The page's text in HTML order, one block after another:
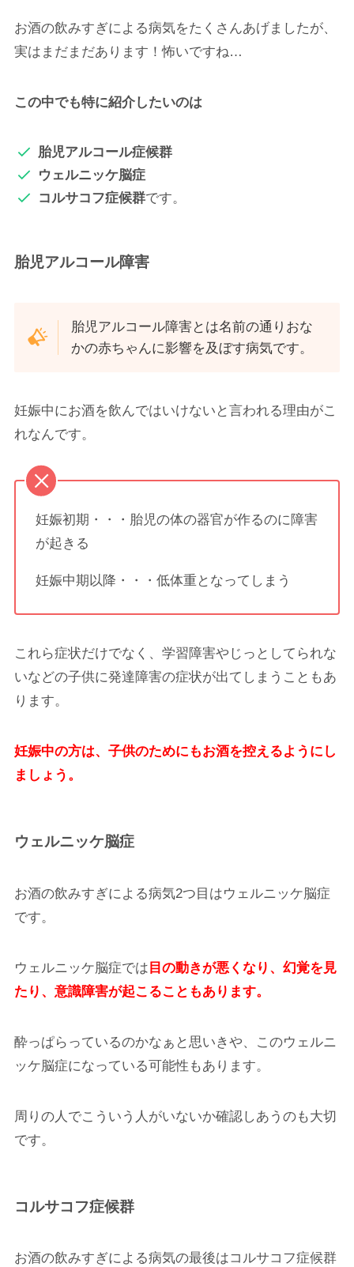
お酒の飲みすぎによる病気をたくさんあげましたが、
実はまだまだあります！怖いですね…
この中でも特に紹介したいのは
胎児アルコール症候群
ウェルニッケ脳症
コルサコフ症候群です。
胎児アルコール障害
胎児アルコール障害とは名前の通りおな
かの赤ちゃんに影響を及ぼす病気です。
妊娠中にお酒を飲んではいけないと言われる理由がこ
れなんです。
妊娠初期・・・胎児の体の器官が作るのに障害
が起きる
妊娠中期以降・・・低体重となってしまう
これら症状だけでなく、学習障害やじっとしてられな
いなどの子供に発達障害の症状が出てしまうこともあ
ります。
妊娠中の方は、子供のためにもお酒を控えるようにし
ましょう。
ウェルニッケ脳症
お酒の飲みすぎによる病気2つ目はウェルニッケ脳症
です。
ウェルニッケ脳症では 目の動きが悪くなり、幻覚を見
たり、意識障害が起こることもあります。
酔っぱらっているのかなぁと思いきや、このウェルニ
ッケ脳症になっている可能性もあります。
周りの人でこういう人がいないか確認しあうのも大切
です。
コルサコフ症候群
お酒の飲みすぎによる病気の最後はコルサコフ症候群